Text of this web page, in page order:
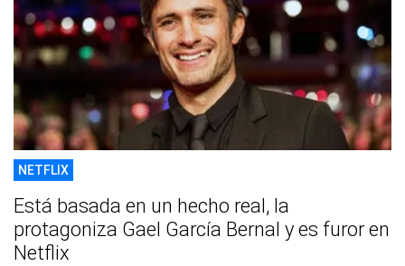
NETFLIX
Está basada en un hecho real, la
protagoniza Gael García Bernal y es furor en
Netflix